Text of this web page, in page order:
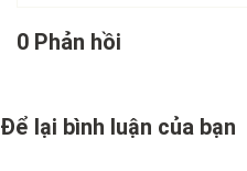
0 Phản hồi
Để lại bình luận của bạn